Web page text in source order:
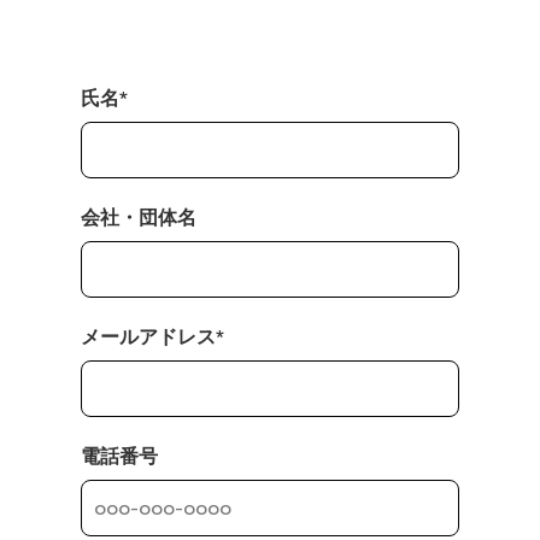
氏名*
会社・団体名
メールアドレス*
電話番号